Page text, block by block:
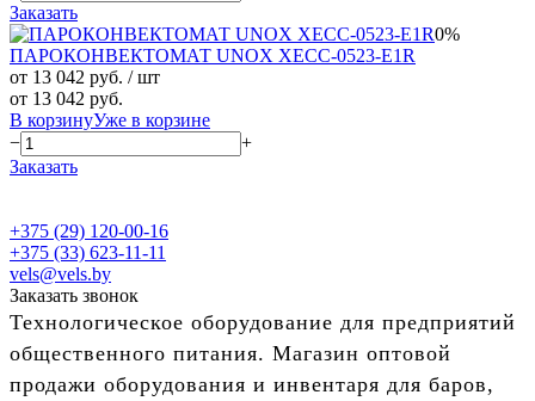
Заказать
0%
ПАРОКОНВЕКТОМАТ UNOX XECC-0523-E1R
от 13 042 руб. / шт
от 13 042 руб.
В корзинуУже в корзине
−
+
Заказать
+375 (29) 120-00-16
+375 (33) 623-11-11
vels@vels.by
Заказать звонок
Технологическое оборудование для предприятий
общественного питания. Магазин оптовой
продажи оборудования и инвентаря для баров,